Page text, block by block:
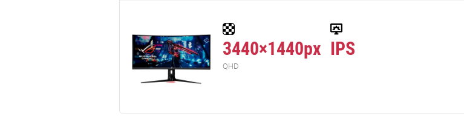
3440×1440px
QHD
IPS